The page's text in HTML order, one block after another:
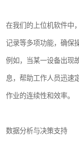
在我们的上位机软件中
记录等多项功能，确保
例如，当某一设备出现
息，帮助工作人员迅速
作业的连续性和效率。
数据分析与决策支持